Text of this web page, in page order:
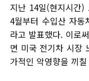
지난 14일(현지시간
4월부터 수입산 자
라고 발표했다. 이로
면 미국 전기차 시장
가적인 악영향을 끼